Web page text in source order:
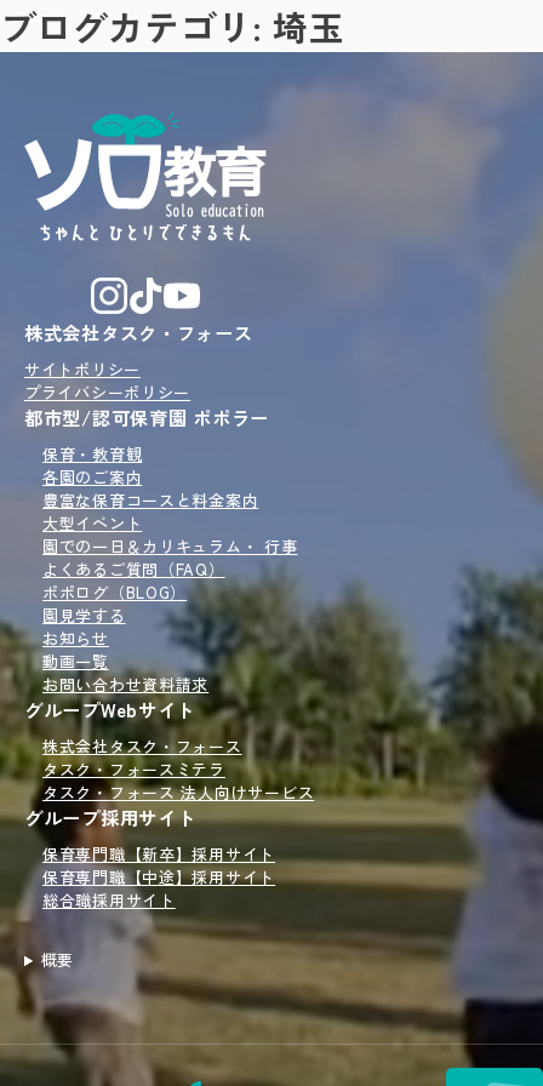
ブログカテゴリ:埼玉
株式会社タスク・フォース
サイトポリシー
プライバシーポリシー
都市型/認可保育園 ポポラー
保育・教育観
各園のご案内
豊富な保育コースと料金案内
大型イベント
園での一日＆カリキュラム・ 行事
よくあるご質問（FAQ）
ポポログ （BLOG）
園見学する
お知らせ
動画一覧
お問い合わせ資料請求
グループWebサイト
株式会社タスク・フォース
タスク・フォースミテラ
タスク・フォース 法人向けサービス
グループ採用サイト
保育専門職【新卒】採用サイト
保育専門職【中途】採用サイト
総合職採用サイト
概要